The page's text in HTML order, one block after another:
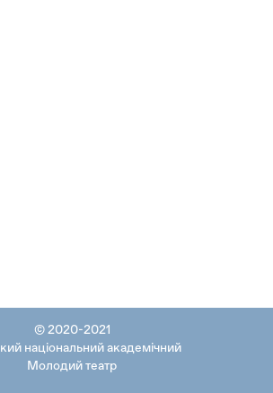
© 2020-2021
національний академічний
Молодий театр